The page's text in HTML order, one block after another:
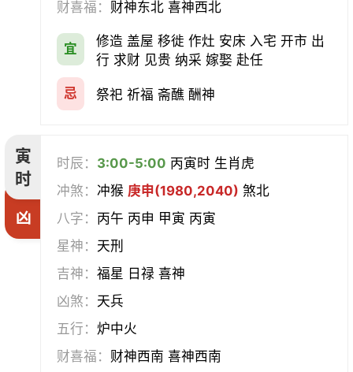
会亲友 伐木 架马 扫舍
入学
断蚁 归岫 修坟
破土 安葬 立碑
除服 移柩
修墓 塞穴
财喜福： 财神东北 喜神西北
宜
修造 盖屋 移徙 作灶 安床 入宅 开市 出
行 求财 见贵 纳采 嫁娶 赴任
忌 祭祀 祈福 斋醮 酬神
寅
时
凶
时辰： 3:00-5:00 丙寅时 生肖虎
冲煞：冲猴 庚申(1980,2040) 煞北
八字： 丙午 丙申 甲寅 丙寅
星神： 天刑
吉神：福星 日禄 喜神
凶煞： 天兵
五行： 炉中火
财喜福： 财神西南 喜神西南